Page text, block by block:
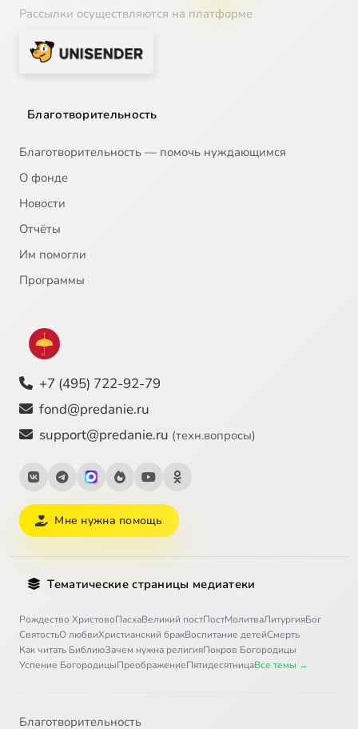
Рассылки осуществляются на платформе
Благотворительность
Благотворительность — помочь нуждающимся
О фонде
Новости
Отчёты
Им помогли
Программы
+7 (495) 722-92-79
fond@predanie.ru
support@predanie.ru (техн.вопросы)
Мне нужна помощь
Тематические страницы медиатеки
Рождество ХристовоПасхаВеликий постПостМолитваЛитургияБог
СвятостьО любвиХристианский бракВоспитание детейСмерть
Как читать БиблиюЗачем нужна религияПокров Богородицы
Успение БогородицыПреображениеПятидесятницаВсе темы →
Благотворительность